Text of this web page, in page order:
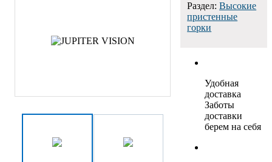
Раздел:Высокие
пристенные
горки
Удобная
доставка
Заботы
доставки
берем на себя